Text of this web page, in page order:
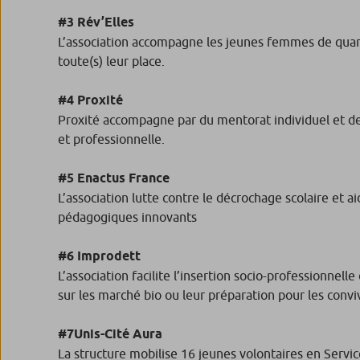
#3 Rév’Elles
L’association accompagne les jeunes femmes de
toute(s) leur place.
#4 Proxité
Proxité accompagne par du mentorat individuel et
et professionnelle.
#5 Enactus France
L’association lutte contre le décrochage scolaire et
pédagogiques innovants
#6 Improdett
L’association facilite l’insertion socio-
sur les marché bio ou leur préparation pour les
#7Unis-Cité Aura
La structure mobilise 16 jeunes volontaires en